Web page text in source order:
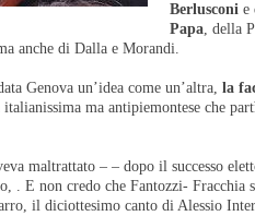
Berlusconi e
Papa, della
anche di Dalla e Morandi.
Genova un’idea come un’altra, la
italianissima ma antipiemontese che
maltrattato – – dopo il successo
. E non credo che Fantozzi- Fracchia
il diciottesimo canto di Alessio